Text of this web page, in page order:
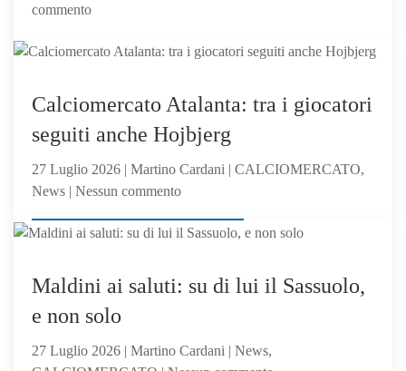
ci
creduto
commentosu
Under
Girone
B
CALCIOMERCATO, News
Calciomercato Atalanta: tra i giocatori
seguiti anche Hojbjerg
27 Luglio 2026 | Martino Cardani | CALCIOMERCATO,
News | Nessun commentosu
Atalanta:
anche
Maldini ai saluti: su di lui il Sassuolo,
e non solo
27 Luglio 2026 | Martino Cardani | News,